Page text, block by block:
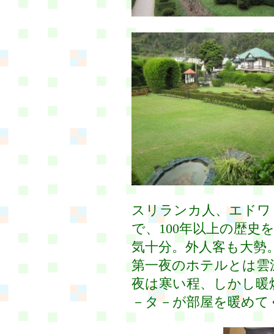
スリランカ人、エド
で、100年以上の歴史
気十分。外人客も大勢
第一夜のホテルとは雲
夜は寒い程、しかし
－タ－が部屋を暖め